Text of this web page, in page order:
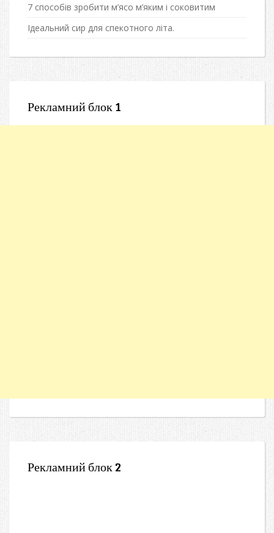
7 способів зробити м’ясо м’яким і соковитим
Ідеальний сир для спекотного літа.
Рекламний блок 1
Рекламний блок 2